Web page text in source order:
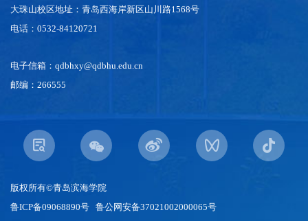
大珠山校区地址：青岛西海岸新区山川路1568号
电话：0532-84120721
电子信箱：qdbhxy@qdbhu.edu.cn
邮编：266555
版权所有©青岛滨海学院
鲁ICP备09068890号 鲁公网安备37021002000065号